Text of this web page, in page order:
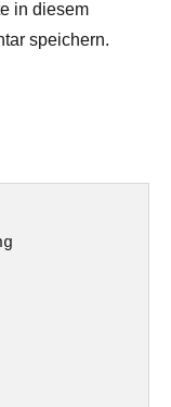
in diesem
speichern.